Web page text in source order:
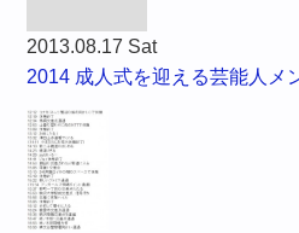
2013.08.17 Sat
2014 成人式を迎える芸能人メ